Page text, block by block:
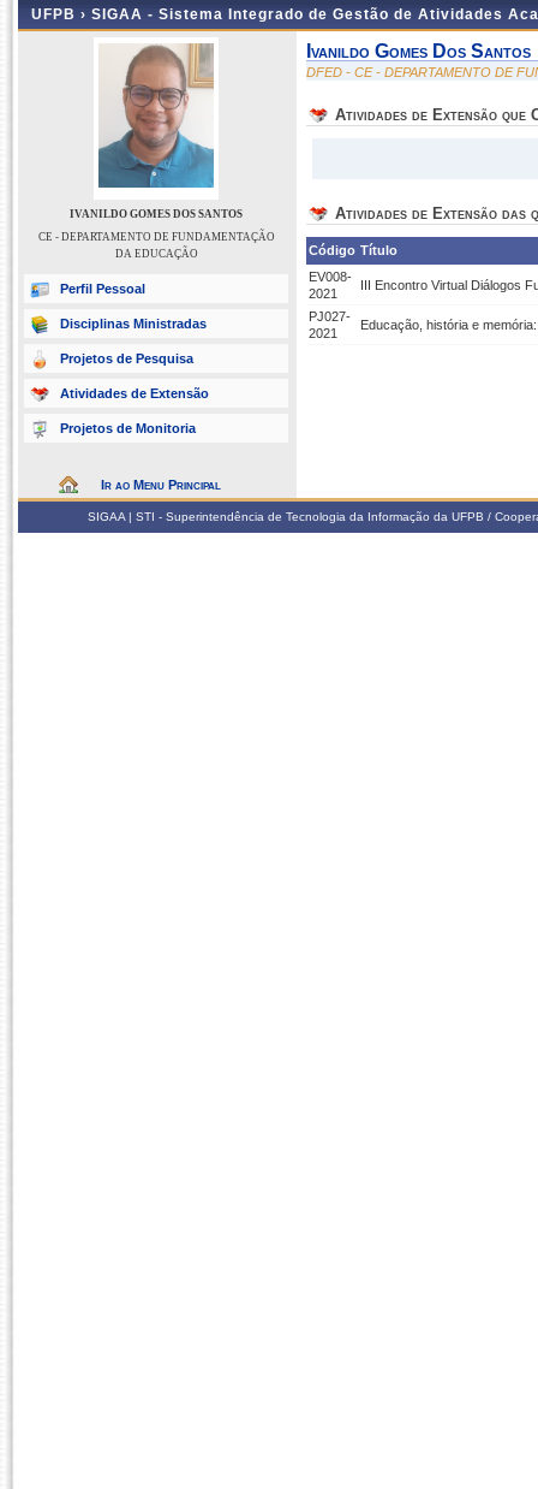
UFPB › SIGAA - Sistema Integrado de Gestão de Atividades
IVANILDO GOMES DOS SANTOS
CE - DEPARTAMENTO DE FUNDAMENTAÇÃO
DA EDUCAÇÃO
Perfil Pessoal
Disciplinas Ministradas
Projetos de Pesquisa
Atividades de Extensão
Projetos de Monitoria
Ir ao Menu Principal
Ivanildo Gomes Dos Santos
DFED - CE - DEPARTAMENTO DE
Atividades de Extensão que
Atividades de Extensão das
Código Título
EV008-
2021
III Encontro Virtual Diálogos
PJ027-
2021
Educação, história e
SIGAA | STI - Superintendência de Tecnologia da Informação da UFPB /